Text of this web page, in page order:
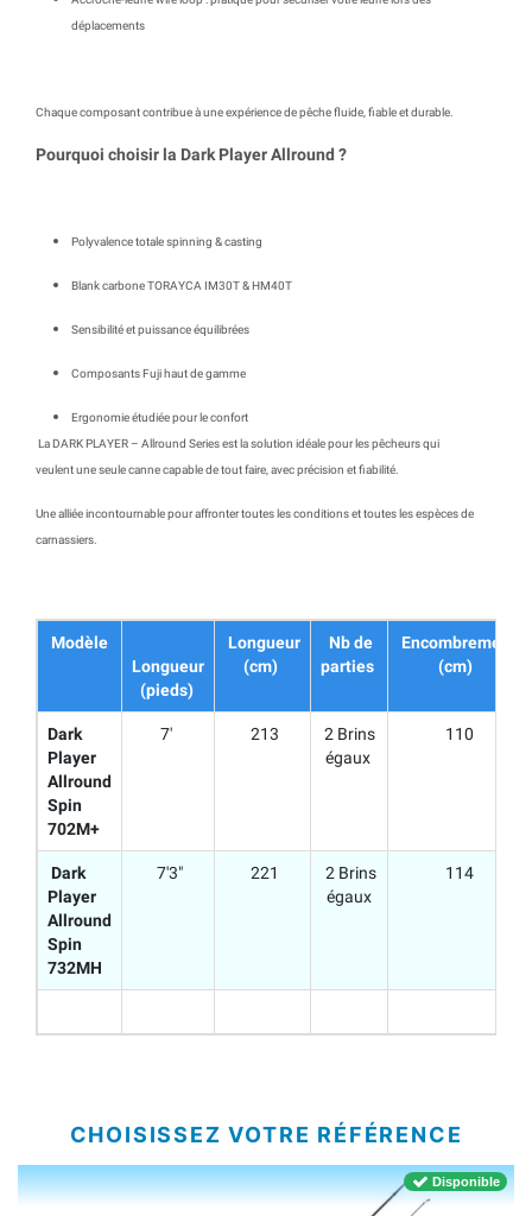
déplacements
Chaque composant contribue à une expérience de pêche fluide, fiable et durable.
Pourquoi choisir la Dark Player Allround ?
Polyvalence totale spinning & casting
Blank carbone TORAYCA IM30T & HM40T
Sensibilité et puissance équilibrées
Composants Fuji haut de gamme
Ergonomie étudiée pour le confort
La DARK PLAYER – Allround Seriesest la solution idéale pour les pêcheurs qui
veulentune seule canne capable de tout faire, avec précision et fiabilité.
Une alliée incontournable pour affronter toutes les conditions et toutes les espèces de
carnassiers.
Modèle
Longueur
(pieds)
Longueur
(cm)
Nb de
parties
Encombrement
(cm)
Dark
Player
Allround
Spin
702M+
7' 213
2 Brins
égaux
110
Dark
Player
Allround
Spin
732MH
7'3" 221
2 Brins
égaux
114
CHOISISSEZ VOTRE RÉFÉRENCE
Disponible